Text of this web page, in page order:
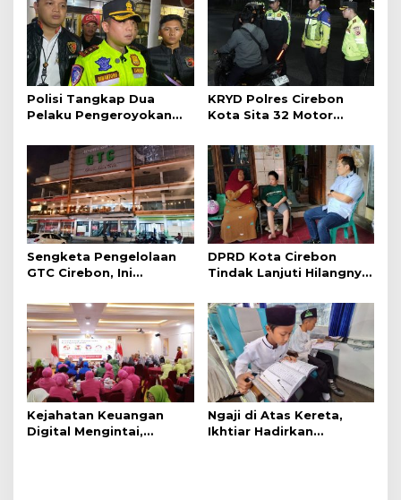
Polisi Tangkap Dua
Pelaku Pengeroyokan
KRYD Polres Cirebon
Kota Sita 32 Motor
Sengketa Pengelolaan
GTC Cirebon, Ini
Simanjuntak
DPRD Kota Cirebon
Tindak Lanjuti Hilangnya
Disabilitas
Kejahatan Keuangan
Digital Mengintai,
Ngaji di Atas Kereta,
Ikhtiar Hadirkan